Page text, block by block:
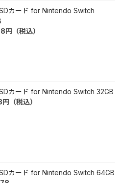
カード for Nintendo Switch
円 （税込）
カード for Nintendo Switch 32GB
円 （税込）
カード for Nintendo Switch 64GB